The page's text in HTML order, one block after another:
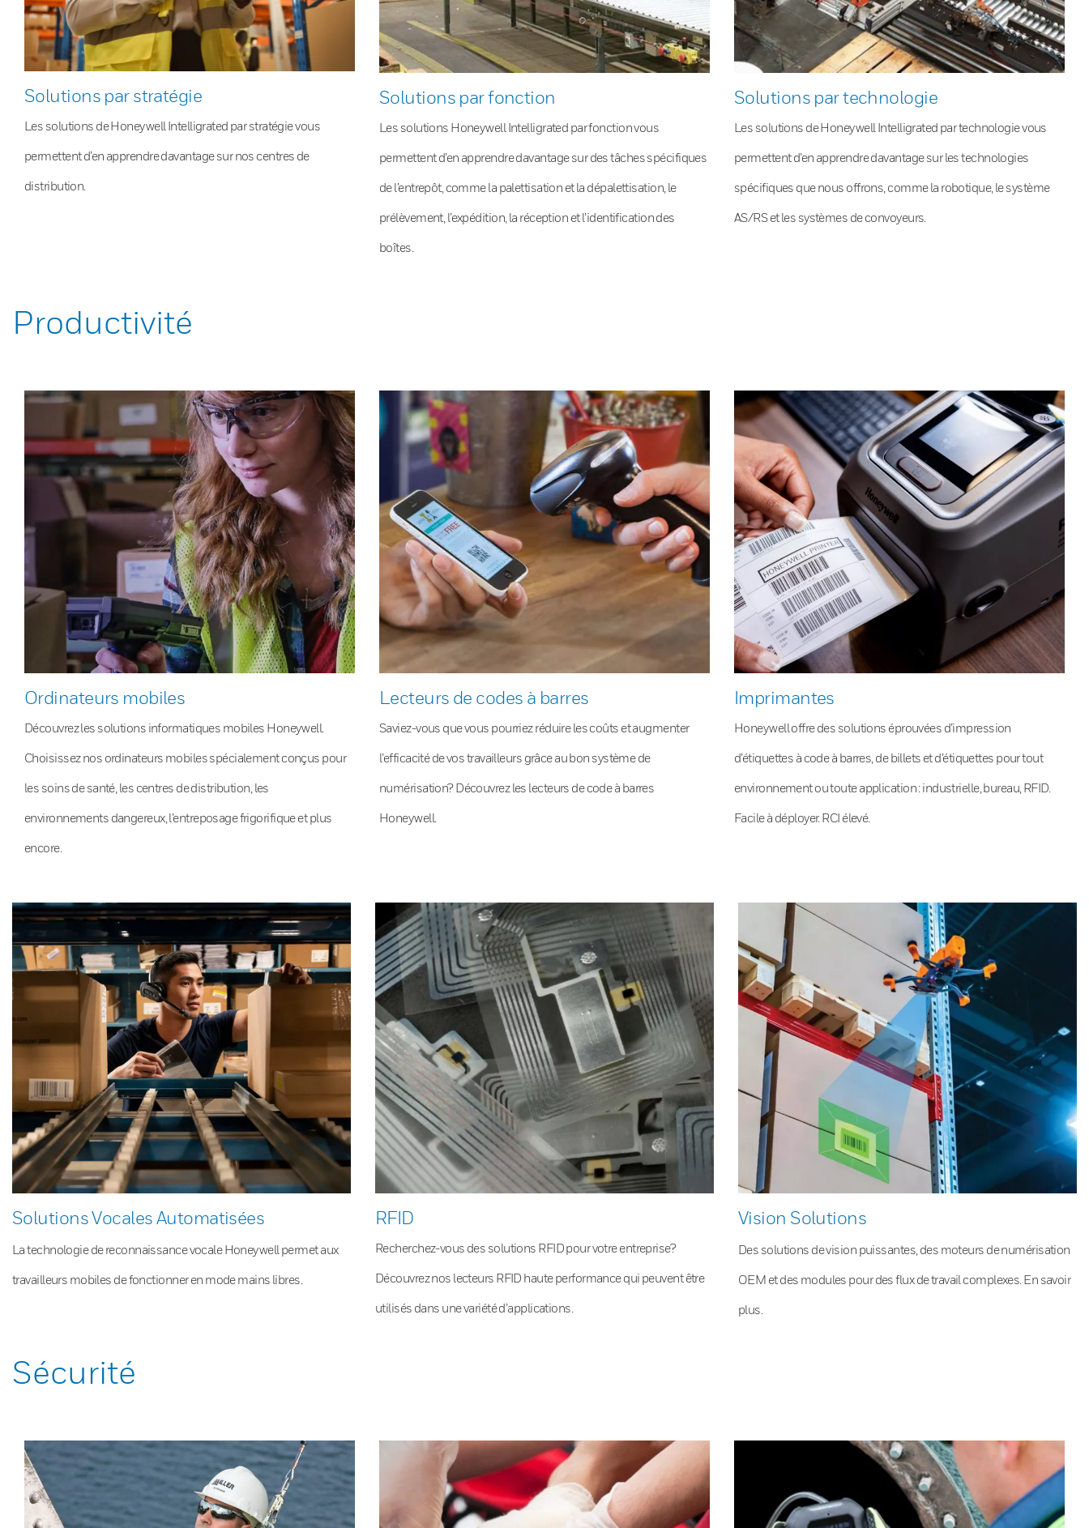
Solutions par stratégie
Les solutions de Honeywell Intelligrated par stratégie vous
permettent d’en apprendre davantage sur nos centres de
distribution.
Solutions par fonction
Les solutions Honeywell Intelligrated par fonction vous
permettent d’en apprendre davantage sur des tâches spécifiques
de l’entrepôt, comme la palettisation et la dépalettisation, le
prélèvement, l’expédition, la réception et l’identification des
boîtes.
Solutions par technologie
Les solutions de Honeywell Intelligrated par technologie vous
permettent d’en apprendre davantage sur les technologies
spécifiques que nous offrons, comme la robotique, le système
AS/RS et les systèmes de convoyeurs.
Productivité
Ordinateurs mobiles
Découvrez les solutions informatiques mobiles Honeywell.
Choisissez nos ordinateurs mobiles spécialement conçus pour
les soins de santé, les centres de distribution, les
environnements dangereux, l’entreposage frigorifique et plus
encore.
Lecteurs de codes à barres
Saviez-vous que vous pourriez réduire les coûts et augmenter
l’efficacité de vos travailleurs grâce au bon système de
numérisation? Découvrez les lecteurs de code à barres
Honeywell.
Imprimantes
Honeywell offre des solutions éprouvées d’impression
d’étiquettes à code à barres, de billets et d’étiquettes pour tout
environnement ou toute application : industrielle, bureau, RFID.
Facile à déployer. RCI élevé.
Solutions Vocales Automatisées
La technologie de reconnaissance vocale Honeywell permet aux
travailleurs mobiles de fonctionner en mode mains libres.
RFID
Recherchez-vous des solutions RFID pour votre entreprise?
Découvrez nos lecteurs RFID haute performance qui peuvent être
utilisés dans une variété d’applications.
Vision Solutions
Des solutions de vision puissantes, des moteurs de numérisation
OEM et des modules pour des flux de travail complexes. En savoir
plus.
Sécurité